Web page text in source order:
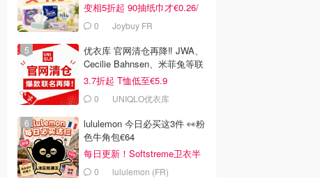
变相5折起 90抽纸巾才€0.26/
包 0 Joybuy FR
优衣库 官网清仓再降‼️ JWA、
Cecilie Bahnsen、米菲兔等联
名
3.7折起 T恤低至€5.9
0 UNIQLO优衣库
lululemon 今日必买这3件 👀粉
色牛角包€64
每日更新！Softstreme卫衣半
价 0 lululemon (FR)